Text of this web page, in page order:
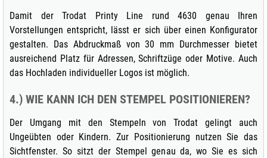
Damit der Trodat Printy Line rund 4630 genau Ihren
Vorstellungen entspricht, lässt er sich über einen Konfigurator
gestalten. Das Abdruckmaß von 30 mm Durchmesser bietet
ausreichend Platz für Adressen, Schriftzüge oder Motive. Auch
das Hochladen individueller Logos ist möglich.
4.) WIE KANN ICH DEN STEMPEL POSITIONIEREN?
Der Umgang mit den Stempeln von Trodat gelingt auch
Ungeübten oder Kindern. Zur Positionierung nutzen Sie das
Sichtfenster. So sitzt der Stempel genau da, wo Sie es sich